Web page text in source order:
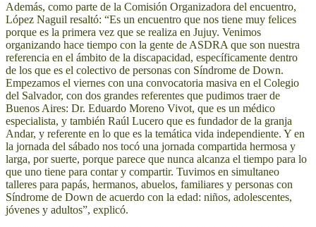
Además, como parte de la Comisión Organizadora del encuentro,
López Naguil resaltó: “Es un encuentro que nos tiene muy felices
porque es la primera vez que se realiza en Jujuy. Venimos
organizando hace tiempo con la gente de ASDRA que son nuestra
referencia en el ámbito de la discapacidad, específicamente dentro
de los que es el colectivo de personas con Síndrome de Down.
Empezamos el viernes con una convocatoria masiva en el Colegio
del Salvador, con dos grandes referentes que pudimos traer de
Buenos Aires: Dr. Eduardo Moreno Vivot, que es un médico
especialista, y también Raúl Lucero que es fundador de la granja
Andar, y referente en lo que es la temática vida independiente. Y en
la jornada del sábado nos tocó una jornada compartida hermosa y
larga, por suerte, porque parece que nunca alcanza el tiempo para lo
que uno tiene para contar y compartir. Tuvimos en simultaneo
talleres para papás, hermanos, abuelos, familiares y personas con
Síndrome de Down de acuerdo con la edad: niños, adolescentes,
jóvenes y adultos”, explicó.